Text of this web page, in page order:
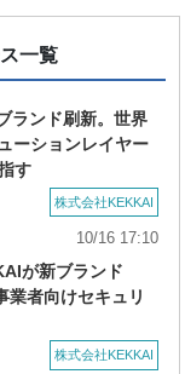
一覧
ランド刷新。世界
ーションレイヤー
す
株式会社KEKKAI
10/16 17:10
が新ブランド
業者向けセキュリ
株式会社KEKKAI